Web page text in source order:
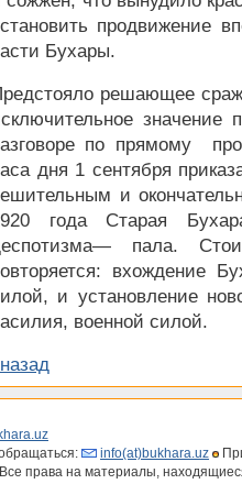
продвижение
Бухары.
решающее
по прямому
дня 1 сентября
и
года Старая
пала.
вхождение
и установление
военной силой.
info(at)bukhara.uz
права на материалы,